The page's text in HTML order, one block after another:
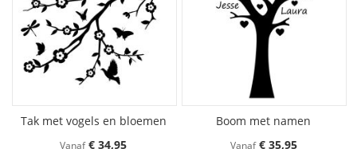
Tak met vogels en bloemen
Vanaf € 34,95
Boom met namen
Vanaf € 35,95